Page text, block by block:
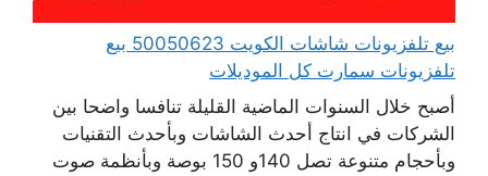
بيع تلفزيونات شاشات الكويت 50050623 بيع
تلفزيونات سمارت كل الموديلات
أصبح خلال السنوات الماضية القليلة تنافسا واضحا بين
الشركات في انتاج أحدث الشاشات وبأحدث التقنيات
وبأحجام متنوعة تصل 140و 150 بوصة وبأنظمة صوت